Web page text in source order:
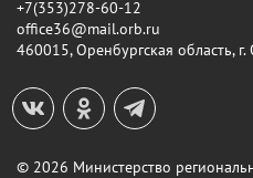
+7(353)278-60-12
office36@mail.orb.ru
460015, Оренбургская область,
© 2026 Министерство